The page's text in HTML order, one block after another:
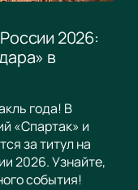
2026:
в
года! В
«Спартак» и
за титул на
2026. Узнайте,
события!